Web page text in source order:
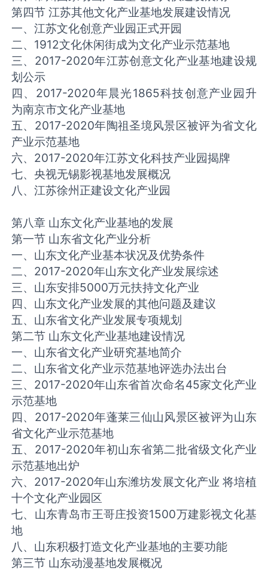
第四节 江苏其他文化产业基地发展建设情况
一、江苏文化创意产业园正式开园
二、1912文化休闲街成为文化产业示范基地
三、2017-2020年江苏创意文化产业基地建设规
划公示
四、2017-2020年晨光1865科技创意产业园升
为南京市文化产业基地
五、2017-2020年陶祖圣境风景区被评为省文化
产业示范基地
六、2017-2020年江苏文化科技产业园揭牌
七、央视无锡影视基地发展概况
八、江苏徐州正建设文化产业园
第八章 山东文化产业基地的发展
第一节 山东省文化产业分析
一、山东文化产业基本状况及优势条件
二、2017-2020年山东文化产业发展综述
三、山东安排5000万元扶持文化产业
四、山东文化产业发展的其他问题及建议
五、山东省文化产业发展专项规划
第二节 山东文化产业基地建设情况
一、山东省文化产业研究基地简介
二、山东省文化产业示范基地评选办法出台
三、2017-2020年山东省首次命名45家文化产业
示范基地
四、2017-2020年蓬莱三仙山风景区被评为山东
省文化产业示范基地
五、2017-2020年初山东省第二批省级文化产业
示范基地出炉
六、2017-2020年山东潍坊发展文化产业 将培植
十个文化产业园区
七、山东青岛市王哥庄投资1500万建影视文化基
地
八、山东积极打造文化产业基地的主要功能
第三节 山东动漫基地发展概况